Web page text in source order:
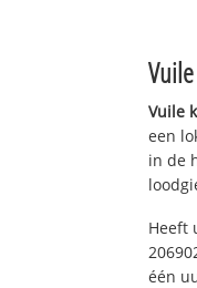
Vuile
een
in de
Heeft
één